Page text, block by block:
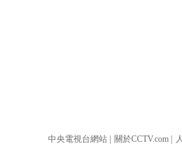
中央電視台網站 關於CCTV.com